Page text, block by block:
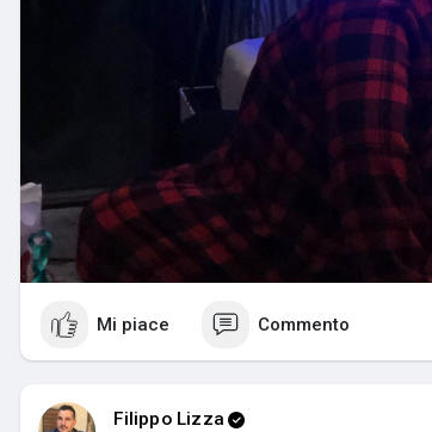
Mi piace Commento
Filippo Lizza